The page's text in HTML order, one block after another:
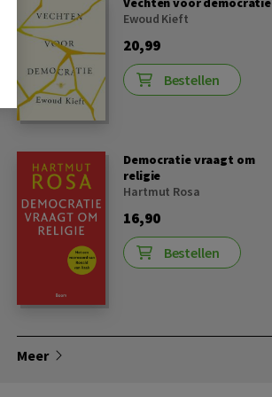
Ewoud Kieft
20,99
Bestellen
Democratie vraagt om
religie
Hartmut Rosa
16,90
Bestellen
Meer